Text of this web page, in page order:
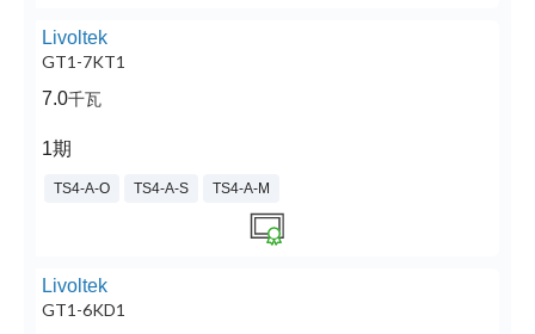
Livoltek
GT1-7KT1
7.0千瓦
1期
TS4-A-O TS4-A-S TS4-A-M
Livoltek
GT1-6KD1